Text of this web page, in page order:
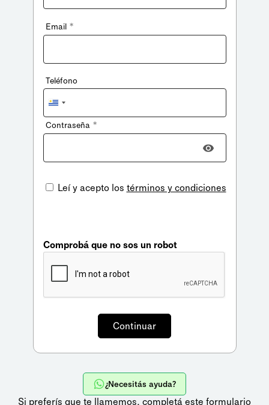
Email *
Teléfono
Uruguay
+598
Contraseña *
Leí y acepto los términos y condiciones
Comprobá que no sos un robot
¿Necesitás ayuda?
Si preferís que te llamemos, completá este formulario